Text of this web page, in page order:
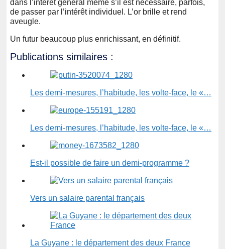
dans l’intérêt général même s’il est nécessaire, parfois,
de passer par l’intérêt individuel. L’or brille et rend
aveugle.
Un futur beaucoup plus enrichissant, en définitif.
Publications similaires :
Les demi-mesures, l’habitude, les volte-face, le «…
Les demi-mesures, l’habitude, les volte-face, le «…
Est-il possible de faire un demi-programme ?
Vers un salaire parental français
La Guyane : le département des deux France